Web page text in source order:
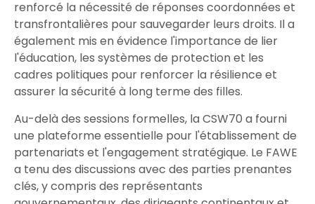
renforcé la nécessité de réponses coordonnées et
transfrontalières pour sauvegarder leurs droits. Il a
également mis en évidence l'importance de lier
l'éducation, les systèmes de protection et les
cadres politiques pour renforcer la résilience et
assurer la sécurité à long terme des filles.
Au-delà des sessions formelles, la CSW70 a fourni
une plateforme essentielle pour l'établissement de
partenariats et l'engagement stratégique. Le FAWE
a tenu des discussions avec des parties prenantes
clés, y compris des représentants